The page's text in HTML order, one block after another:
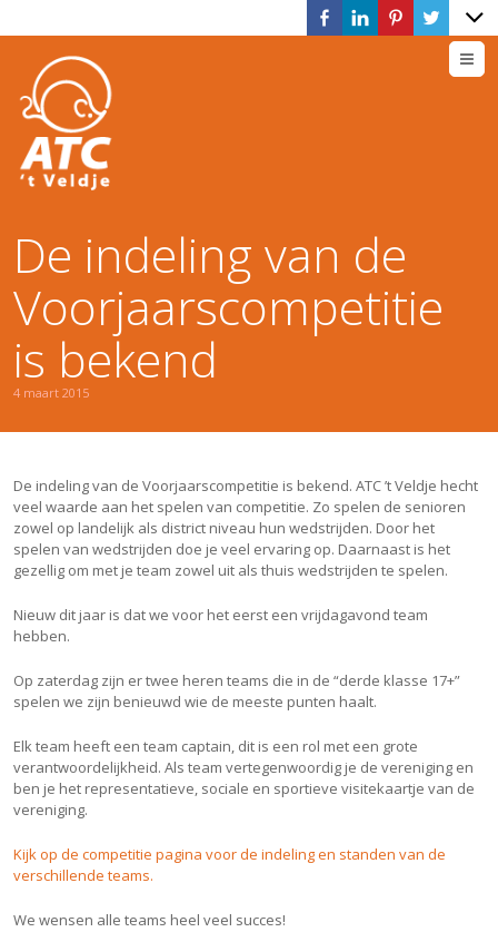
De indeling van de
Voorjaarscompetitie
is bekend
4 maart 2015
De indeling van de Voorjaarscompetitie is bekend. ATC ’t Veldje hecht
veel waarde aan het spelen van competitie. Zo spelen de senioren
zowel op landelijk als district niveau hun wedstrijden. Door het
spelen van wedstrijden doe je veel ervaring op. Daarnaast is het
gezellig om met je team zowel uit als thuis wedstrijden te spelen.
Nieuw dit jaar is dat we voor het eerst een vrijdagavond team
hebben.
Op zaterdag zijn er twee heren teams die in de “derde klasse 17+”
spelen we zijn benieuwd wie de meeste punten haalt.
Elk team heeft een team captain, dit is een rol met een grote
verantwoordelijkheid. Als team vertegenwoordig je de vereniging en
ben je het representatieve, sociale en sportieve visitekaartje van de
vereniging.
Kijk op de competitie pagina voor de indeling en standen van de
verschillende teams.
We wensen alle teams heel veel succes!